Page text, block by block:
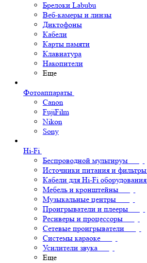
Брелоки Labubu
Веб-камеры и линзы
Диктофоны
Кабели
Карты памяти
Клавиатура
Накопители
Еще
Фотоаппараты
Canon
FujiFilm
Nikon
Sony
Hi-Fi
Беспроводной мультирум
Источники питания и фильтры
Кабели для Hi-Fi оборудования
Мебель и кронштейны
Музыкальные центры
Проигрыватели и плееры
Ресиверы и процессоры
Сетевые проигрыватели
Системы караоке
Усилители звука
Еще